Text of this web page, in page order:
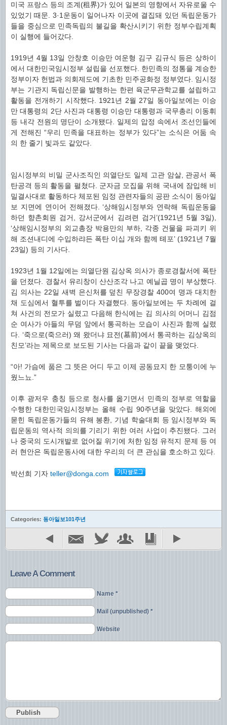
미국 프랑스 등의 조계(租界)가 있어 일본의 영향에서 자유로울 수
있었기 때문. 3·1운동이 일어나자 이곳에 결집돼 있던 독립운동가
들을 중심으로 민족독립의 불길을 확산시키기 위한 정부수립계획
이 실행에 들어갔다.
1919년 4월 13일 안창호 이승만 여운형 김구 김규식 등은 상하이
에서 대한민국임시정부 설립을 선포했다. 한민족의 정통을 계승한
정부이자 헌법과 의회제도에 기초한 민주공화정 정부였다. 임시정
부는 기관지 독립신문을 발행하는 한편 육군무관학교를 설립하고
활동을 전개하기 시작했다. 1921년 2월 27일 동아일보에는 이승
만 대통령의 2단 사진과 대통령 이승만 대통령과 국무총리 이동휘
등 내각 전원의 명단이 소개됐다. 일제의 압정 속에서 조선인들에
게 전해진 “우리 민족을 대표하는 정부가 있다”는 소식은 어둠 속
의 한 줄기 빛과도 같았다.
임시정부의 비밀 군사조직인 의열단도 일제 고관 암살, 관공서 폭
탄공격 등의 활동을 펼쳤다. 군자금 모집을 위해 국내에 잠입해 비
밀결사대로 활동하다 체포된 임정 관련자들의 공판 소식이 동아일
보 지면에 연이어 전해졌다. ‘상해임시정부와 연락해 독립운동을
하던 향촌회원 검거, 강서군에서 김려련 검거’(1921년 5월 3일),
‘상해임시정부의 외교총장 박용만의 부하, 각종 건물을 파괴키 위
해 조션내디에 수입하랴든 폭탄 이십 개와 함께 톄포’ (1921년 7월
23일) 등의 기사다.
1923년 1월 12일에는 의열단원 김상옥 의사가 종로경찰서에 폭탄
을 던졌다. 경찰서 유리창이 산산조각 나고 예닐곱 명이 부상했다.
김 의사는 22일 새벽 은신처를 덮친 무장경찰 400여 명과 대치한
채 도심에서 혈투를 벌이다 자결했다. 동아일보에는 두 차례에 걸
쳐 사건의 전모가 실렸고 다음해 한식에는 김 의사의 어머니 김점
순 여사가 아들의 무덤 앞에서 통곡하는 모습이 사진과 함께 실렸
다. ‘죽으로(죽으러) 왜 왔더냐 묘전(墓前)에서 통곡하는 김상옥의
친모’라는 제목으로 보도된 기사는 다음과 같이 끝을 맺었다.
“아! 가슴에 품은 그 뜻은 어디 두고 이제 공동묘지 한 모퉁이에 누
웠느뇨.”
이후 광저우 충칭 등으로 청사를 옮기면서 민족의 정부로 역할을
수행한 대한민국임시정부는 올해 수립 90주년을 맞았다. 해외에
묻힌 독립운동가들의 유해 봉환, 기념 학술대회 등 임시정부와 독
립운동의 역사적 의의를 기리기 위한 여러 사업이 추진됐다. 그러
나 중국의 도시개발로 없어질 위기에 처한 임정 유적지 문제 등 여
러 현안은 독립운동사에 대한 우리의 더 큰 관심을 호소하고 있다.
박선희 기자 teller@donga.com
Categories: 동아일보101주년
Leave A Comment
Name *
Mail (unpublished) *
Website